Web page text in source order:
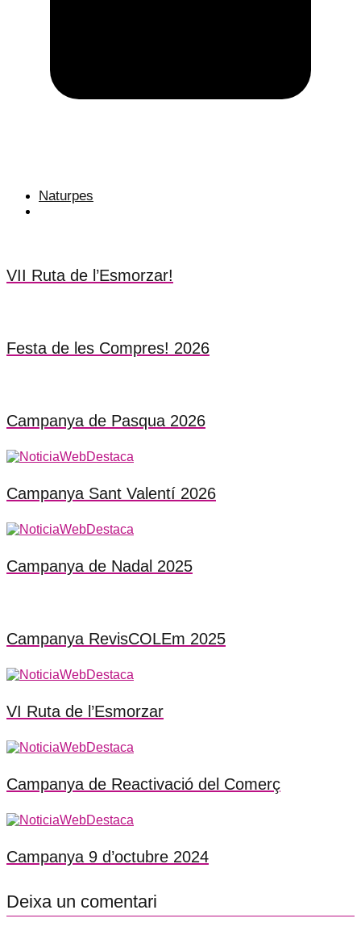
Naturpes
VII Ruta de l’Esmorzar!
Festa de les Compres! 2026
Campanya de Pasqua 2026
Campanya Sant Valentí 2026
Campanya de Nadal 2025
Campanya RevisCOLEm 2025
VI Ruta de l’Esmorzar
Campanya de Reactivació del Comerç
Campanya 9 d’octubre 2024
Deixa un comentari